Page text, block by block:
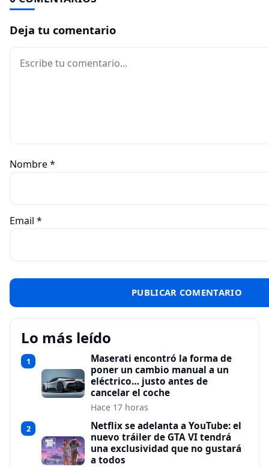
Deja tu comentario
Comentario
Nombre*
Email *
Lo más leído
1
Maserati encontró la forma de
poner un cambio manual a un
eléctrico… justo antes de
cancelar el coche
Hace 17 horas
2
Netflix se adelanta a YouTube: el
nuevo tráiler de GTA VI tendrá
una exclusividad que no gustará
a todos